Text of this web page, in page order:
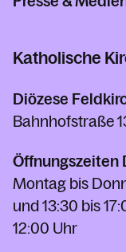
Katholische
Diözese
Bahnhofstraße
Öffnungszeiten
Montag bis
und 13:30 bis
12:00 Uhr